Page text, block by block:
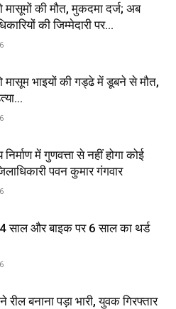
मासूमों की मौत, मुकदमा दर्ज; अब
की जिम्मेदारी पर...
मासूम भाइयों की गड्ढे में डूबने से मौत,
निर्माण में गुणवत्ता से नहीं होगा कोई
पवन कुमार गंगवार
साल और बाइक पर 6 साल का थर्ड
बनाना पड़ा भारी, युवक गिरफ्तार